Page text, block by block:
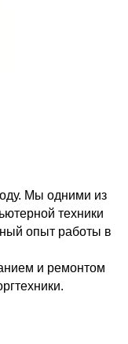
Мы одними из
техники
опыт работы в
и ремонтом